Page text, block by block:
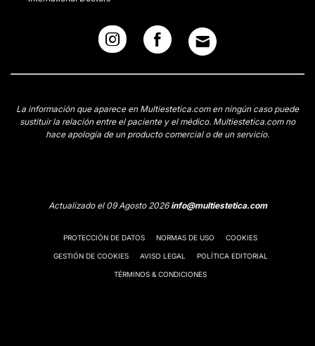
La información que aparece en Multiestetica.com en ningún caso puede
sustituir la relación entre el paciente y el médico. Multiestetica.com no
hace apología de un producto comercial o de un servicio.
Actualizado el 09 Agosto 2026info@multiestetica.com
PROTECCIÓN DE DATOS NORMAS DE USO COOKIES
GESTIÓN DE COOKIES AVISO LEGAL POLÍTICA EDITORIAL
TÉRMINOS & CONDICIONES